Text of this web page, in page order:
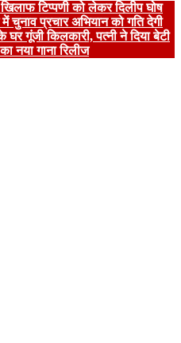
टिप्पणी को लेकर दिलीप घोष
चुनाव प्रचार अभियान को गति देगी
गूंजी किलकारी, पत्नी ने दिया बेटी
नया गाना रिलीज